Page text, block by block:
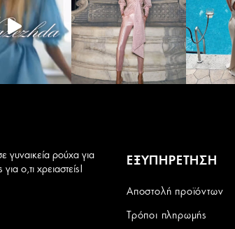
γυναικεία ρούχα για
ο,τι χρειαστείς!
ΕΞΥΠΗΡΕΤΗΣΗ
Αποστολή προϊόντων
Τρόποι πληρωμής